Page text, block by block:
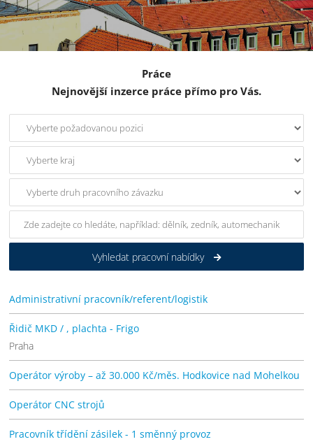
Práce
Nejnovější inzerce práce přímo pro Vás.
Vyhledat pracovní nabídky
Administrativní pracovník/referent/logistik
Řidič MKD / , plachta - Frigo
Praha
Operátor výroby – až 30.000 Kč/měs. Hodkovice nad Mohelkou
Operátor CNC strojů
Pracovník třídění zásilek - 1 směnný provoz